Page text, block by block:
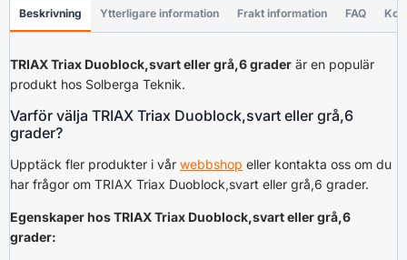
Beskrivning Ytterligare information Frakt information FAQ
TRIAX Triax Duoblock,svart eller grå,6 grader är en populär
produkt hos Solberga Teknik.
Varför välja TRIAX Triax Duoblock,svart eller grå,6
grader?
Upptäck fler produkter i vår webbshop eller kontakta oss om du
har frågor om TRIAX Triax Duoblock,svart eller grå,6 grader.
Egenskaper hos TRIAX Triax Duoblock,svart eller grå,6
grader: